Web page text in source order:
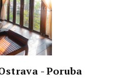
- Poruba